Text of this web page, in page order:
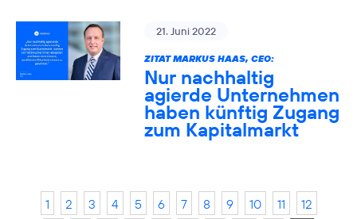
21. Juni 2022
ZITAT MARKUS HAAS, CEO:
Nur nachhaltig
agierde Unternehmen
haben künftig Zugang
zum Kapitalmarkt
1 2 3 4 5 6 7 8 9 10 11
12